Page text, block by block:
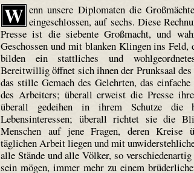
W enn unsere Diplomaten die
eingeschlossen, auf sechs. Diese
Presse ist die siebente Großmacht, und
Geschossen und mit blanken Klingen ins
bilden ein stattliches und
Bereitwillig öffnet sich ihnen der Prunksaal des
das stille Gemach des Gelehrten, das
des Arbeiters; überall erweist die Presse
überall gedeihen in ihrem Schutze die
Lebensinteressen; überall richtet sie die
Menschen auf jene Fragen, deren Kreise
täglichen Arbeit liegen und mit
alle Stände und alle Völker, so verschiedenartig
sein mögen, immer mehr zu einem